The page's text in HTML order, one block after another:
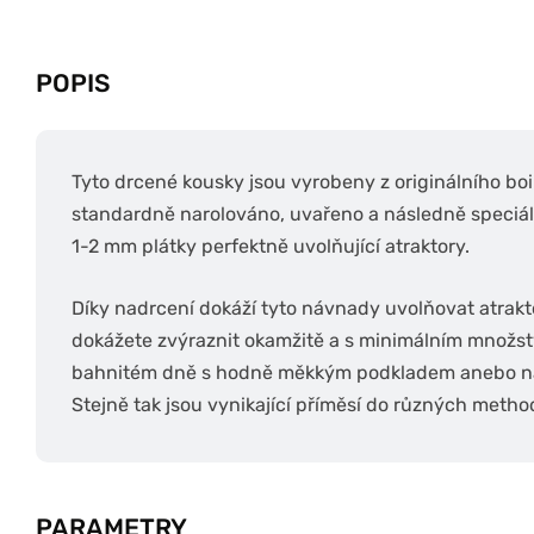
POPIS
Tyto drcené kousky jsou vyrobeny z originálního
standardně narolováno, uvařeno a následně
1-2 mm plátky perfektně uvolňující atraktory.
Díky nadrcení dokáží tyto návnady uvolňovat
dokážete zvýraznit okamžitě a s minimálním
bahnitém dně s hodně měkkým podkladem
Stejně tak jsou vynikající příměsí do různých
PARAMETRY